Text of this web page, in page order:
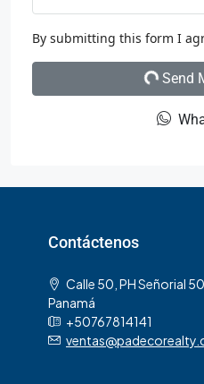
By submitting this form I
Send
Contáctenos
Calle 50, PH Señorial
Panamá
+50767814141